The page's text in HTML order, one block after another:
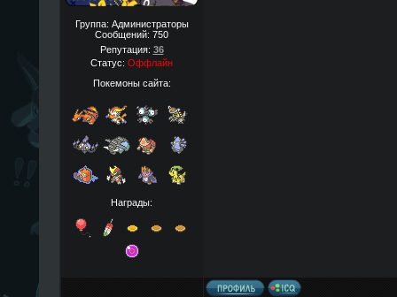
Группа: Администраторы
Сообщений: 750
Репутация: 36
Статус: Оффлайн
Покемоны сайта:
Награды: